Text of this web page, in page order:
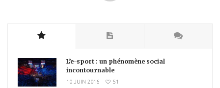
L’e-sport : un phénomène social
incontournable
10 JUIN 2016 51